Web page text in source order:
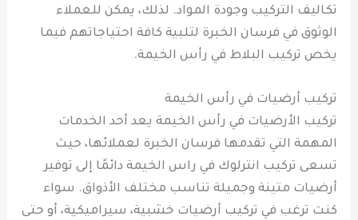
تكاليف التركيب وجودة المواد. لذلك، يمكن للعملاء
الوثوق في فرسان الخبرة لتلبية كافة احتياجاتهم فيما
يخص تركيب البلاط في رأس الخيمة.
تركيب أرضيات في رأس الخيمة
تركيب الأرضيات في رأس الخيمة يعد أحد الخدمات
المهمة التي تقدمها فرسان الخبرة لعملائها، حيث
تسعى تركيب انترلوك في راس الخيمة دائمًا إلى توفير
أرضيات متينة وجميلة تناسب مختلف الأذواق. سواء
كنت ترغب في تركيب أرضيات خشبية، سيراميكية، أو حتى